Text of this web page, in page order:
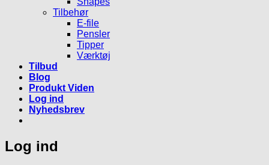
Tilbehør
E-file
Pensler
Tipper
Værktøj
Tilbud
Blog
Produkt Viden
Log ind
Nyhedsbrev
Log ind